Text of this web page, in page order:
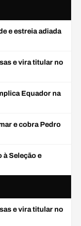
e estreia adiada
e vira titular no
Equador na
e cobra Pedro
à Seleção e
e vira titular no